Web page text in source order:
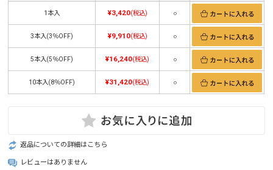
1本入 ¥3,420(税込) ○
3本入(3％OFF) ¥9,910(税込) ○
5本入(5％OFF) ¥16,240(税込) ○
10本入(8％OFF) ¥31,420(税込) ○
返品についての詳細はこちら
レビューはありません